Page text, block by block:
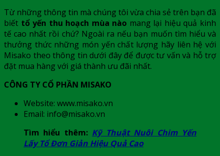
Từ những thông tin mà chúng tôi vừa chia sẻ trên bạn đã
biết tổ yến thu hoạch mùa nào mang lại hiệu quả kinh
tế cao nhất rồi chứ? Ngoài ra nếu bạn muốn tìm hiểu và
thưởng thức những món yến chất lượng hãy liên hệ với
Misako theo thông tin dưới đây để được tư vấn và hỗ trợ
đặt mua hàng với giá thành ưu đãi nhất.
CÔNG TY CỔ PHẦN MISAKO
Website: www.misako.vn
Email: info@misako.vn
Tìm hiểu thêm: Kỹ Thuật Nuôi Chim Yến
Lấy Tổ Đơn Giản Hiệu Quả Cao